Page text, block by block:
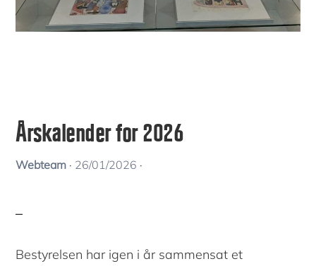
Årskalender for 2026
Webteam · 26/01/2026 ·
Bestyrelsen har igen i år sammensat et